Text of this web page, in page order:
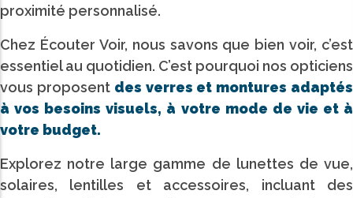
proximité personnalisé.
Chez Écouter Voir, nous savons que bien voir, c’est
essentiel au quotidien. C’est pourquoi nos opticiens
vous proposent des verres et montures adaptés
à vos besoins visuels, à votre mode de vie et à
votre budget.
Explorez notre large gamme de lunettes de vue,
solaires, lentilles et accessoires, incluant des